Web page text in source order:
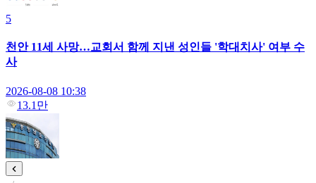
5
천안 11세 사망…교회서 함께 지낸 성인들 '학대치사' 여부 수
사
2026-08-08 10:38
13.1만